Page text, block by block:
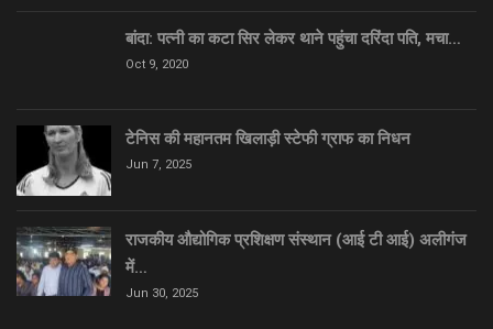
बांदा: पत्नी का कटा सिर लेकर थाने पहुंचा दरिंदा पति, मचा…
Oct 9, 2020
टेनिस की महानतम खिलाड़ी स्टेफी ग्राफ का निधन
Jun 7, 2025
राजकीय औद्योगिक प्रशिक्षण संस्थान (आई टी आई) अलीगंज
में…
Jun 30, 2025